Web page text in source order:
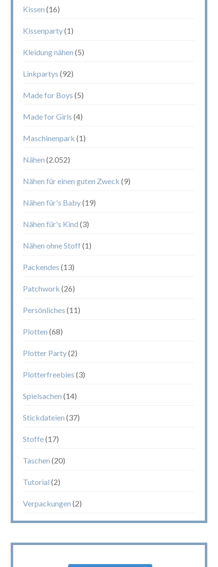
Kissen (16)
Kissenparty(1)
Kleidung nähen (5)
Linkpartys (92)
Made for Boys (5)
Made for Girls (4)
Maschinenpark (1)
Nähen (2.052)
Nähen für einen guten Zweck (9)
Nähen für's Baby(19)
Nähen für's Kind (3)
Nähen ohne Stoff (1)
Packendes (13)
Patchwork (26)
Persönliches (11)
Plotten (68)
Plotter Party(2)
Plotterfreebies (3)
Spielsachen (14)
Stickdateien (37)
Stoffe(17)
Taschen (20)
Tutorial (2)
Verpackungen (2)